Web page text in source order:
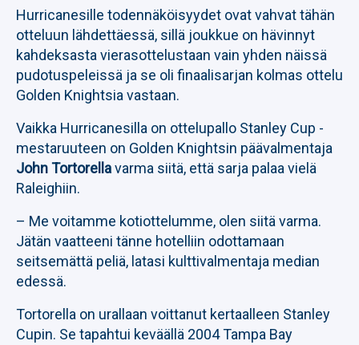
Hurricanesille todennäköisyydet ovat vahvat tähän
otteluun lähdettäessä, sillä joukkue on hävinnyt
kahdeksasta vierasottelustaan vain yhden näissä
pudotuspeleissä ja se oli finaalisarjan kolmas ottelu
Golden Knightsia vastaan.
Vaikka Hurricanesilla on ottelupallo Stanley Cup -
mestaruuteen on Golden Knightsin päävalmentaja
John Tortorellavarma siitä, että sarja palaa vielä
Raleighiin.
– Me voitamme kotiottelumme, olen siitä varma.
Jätän vaatteeni tänne hotelliin odottamaan
seitsemättä peliä, latasi kulttivalmentaja median
edessä.
Tortorella on urallaan voittanut kertaalleen Stanley
Cupin. Se tapahtui keväällä 2004 Tampa Bay